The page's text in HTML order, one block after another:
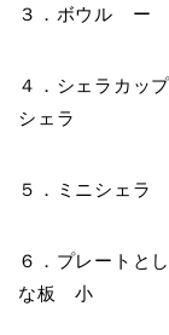
３．ボウル ー
４．シェラカッ
シェラ
５．ミニシェ
６．プレートと
な板 小